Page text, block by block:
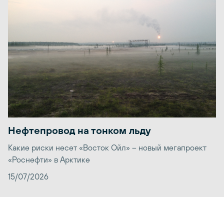
Нефтепровод на тонком льду
Какие риски несет «Восток Ойл» – новый мегапроект
«Роснефти» в Арктике
15/07/2026